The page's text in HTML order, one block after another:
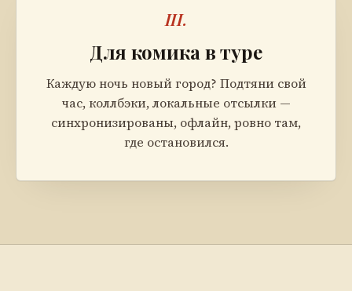
III.
Для комика в туре
Каждую ночь новый город? Подтяни свой
час, коллбэки, локальные отсылки —
синхронизированы, офлайн, ровно там,
где остановился.